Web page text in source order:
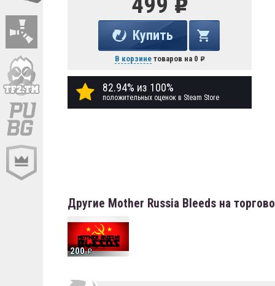
Купить
В корзинетоваров на 0
82.94% из 100%
положительных оценок в Steam Store
Другие Mother Russia Bleeds на
200